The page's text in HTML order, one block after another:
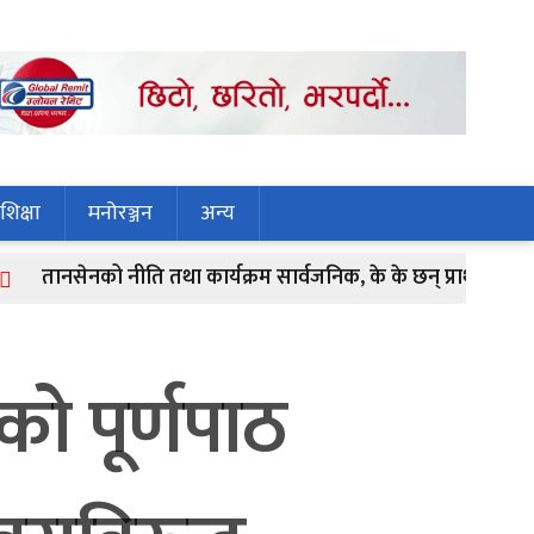
शिक्षा मनोरञ्जन अन्य
नीति तथा कार्यक्रम सार्वजनिक, के के छन् प्राथमिकतामा ?
पूर्णपाठ